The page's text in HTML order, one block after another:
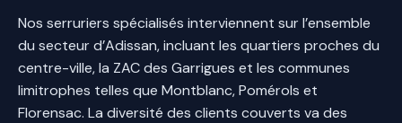
Nos serruriers spécialisés interviennent sur l’ensemble
du secteur d’Adissan, incluant les quartiers proches du
centre-ville, la ZAC des Garrigues et les communes
limitrophes telles que Montblanc, Pomérols et
Florensac. La diversité des clients couverts va des